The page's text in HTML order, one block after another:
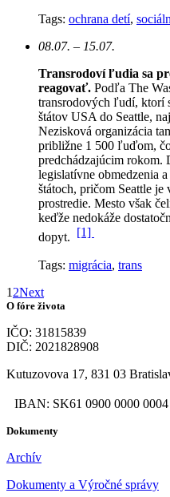
Tags: ochrana detí,
08.07. – 15.07.
Transrodoví ľudia sa
reagovať. Podľa The
transrodových ľudí, ktorí
štátov USA do Seattle,
Nezisková organizácia
približne 1 500 ľuďom,
predchádzajúcim rokom.
legislatívne obmedzenia
štátoch, pričom Seattle je
prostredie. Mesto však
keďže nedokáže
dopyt. [1]
Tags: migrácia, trans
1 2Next
O fóre života
IČO: 31815839
DIČ: 2021828908
Kutuzovova 17, 831 03
IBAN: SK61 0900 0000 0004
Dokumenty
Archív
Dokumenty a Výročné správy